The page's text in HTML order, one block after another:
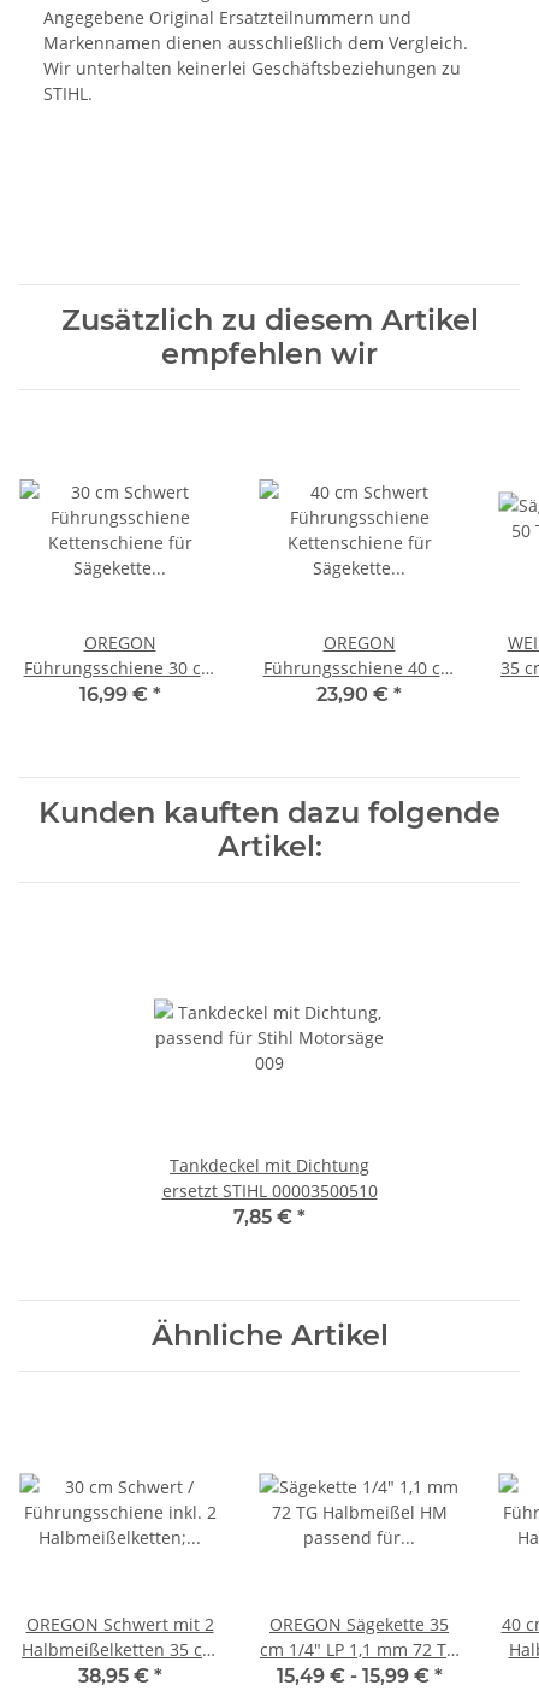
Angegebene Original Ersatzteilnummern und
Markennamen dienen ausschließlich dem Vergleich.
Wir unterhalten keinerlei Geschäftsbeziehungen zu
STIHL.
Zusätzlich zu diesem Artikel
empfehlen wir
OREGON
Führungsschiene 30 cm
3/8 LP 1,3 mm 44 TG
16,99 € *
OREGON
Führungsschiene 40 cm
3/8 LP 1,3 mm 55 TG
23,90 € *
35
Kunden kauften dazu folgende
Artikel:
Tankdeckel mit Dichtung
ersetzt STIHL 00003500510
7,85 € *
Ähnliche Artikel
OREGON Schwert mit 2
Halbmeißelketten 35 cm
3/8" LP 1,3 mm 50 TG
38,95 € *
OREGON Sägekette 35
cm 1/4" LP 1,1 mm 72 TG
24AP072
15,49 € - 15,99 € *
40